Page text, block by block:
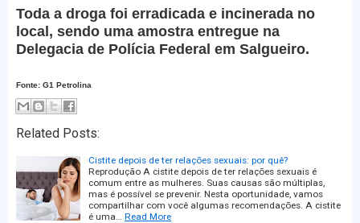
Toda a droga foi erradicada e incinerada no
local, sendo uma amostra entregue na
Delegacia de Polícia Federal em Salgueiro.
Fonte: G1 Petrolina
Related Posts:
Cistite depois de ter relações sexuais: por quê?
Reprodução A cistite depois de ter relações sexuais é
comum entre as mulheres. Suas causas são múltiplas,
mas é possível se prevenir. Nesta oportunidade, vamos
compartilhar com você algumas recomendações. A cistite
é uma… Read More